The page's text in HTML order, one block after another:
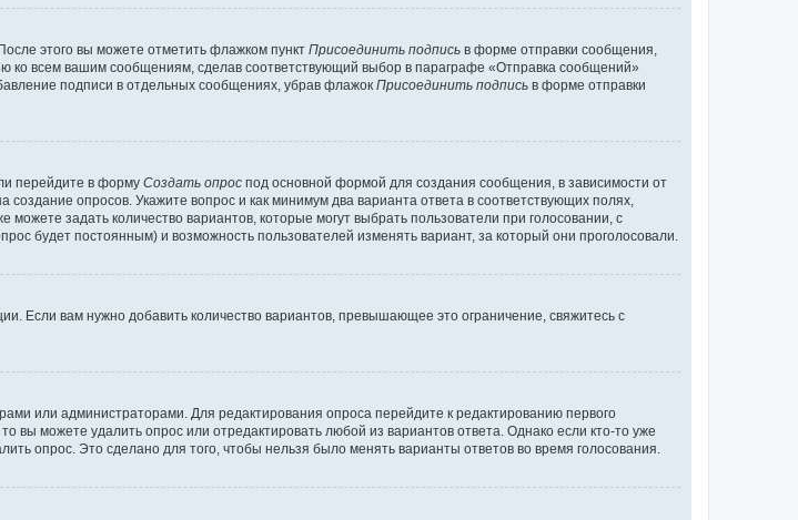
этого вы можете отметить флажком пункт Присоединить подпись в форме отправки сообщения,
ко всем вашим сообщениям, сделав соответствующий выбор в параграфе «Отправка сообщений»
подписи в отдельных сообщениях, убрав флажок Присоединить подпись в форме отправки
перейдите в форму Создать опрос под основной формой для создания сообщения, в зависимости от
опросов. Укажите вопрос и как минимум два варианта ответа в соответствующих полях,
задать количество вариантов, которые могут выбрать пользователи при голосовании, с
будет постоянным) и возможность пользователей изменять вариант, за который они проголосовали.
Если вам нужно добавить количество вариантов, превышающее это ограничение, свяжитесь с
или администраторами. Для редактирования опроса перейдите к редактированию первого
вы можете удалить опрос или отредактировать любой из вариантов ответа. Однако если кто-то уже
опрос. Это сделано для того, чтобы нельзя было менять варианты ответов во время голосования.